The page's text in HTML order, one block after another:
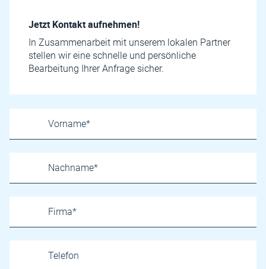
Jetzt Kontakt aufnehmen!
In Zusammenarbeit mit unserem lokalen Partner
stellen wir eine schnelle und persönliche
Bearbeitung Ihrer Anfrage sicher.